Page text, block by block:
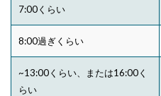
7:00くらい
8:00過ぎくらい
~13:00くらい、または16:00く
らい